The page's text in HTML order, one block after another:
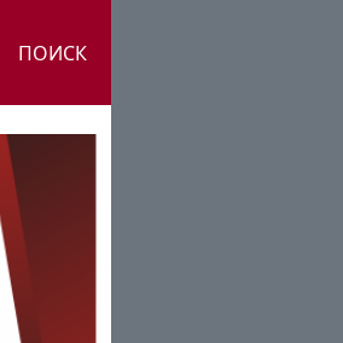
ПОИСК